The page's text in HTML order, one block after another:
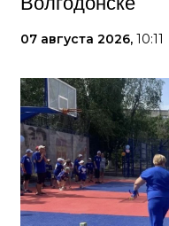
07 августа 2026, 10:11